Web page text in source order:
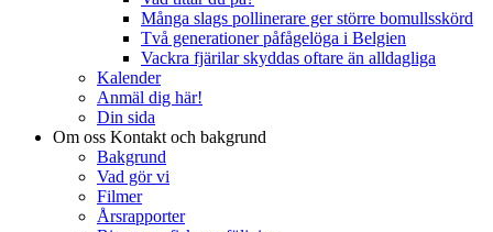
Många slags pollinerare ger större bomullsskörd
Två generationer påfågelöga i Belgien
Vackra fjärilar skyddas oftare än alldagliga
Kalender
Anmäl dig här!
Din sida
Om oss Kontakt och bakgrund
Bakgrund
Vad gör vi
Filmer
Årsrapporter